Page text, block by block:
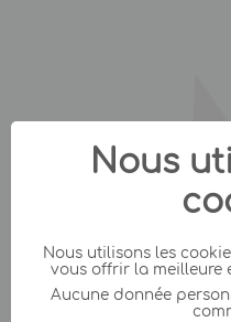
Nous
Nous utilisons les
vous offrir la meilleure
Aucune donnée